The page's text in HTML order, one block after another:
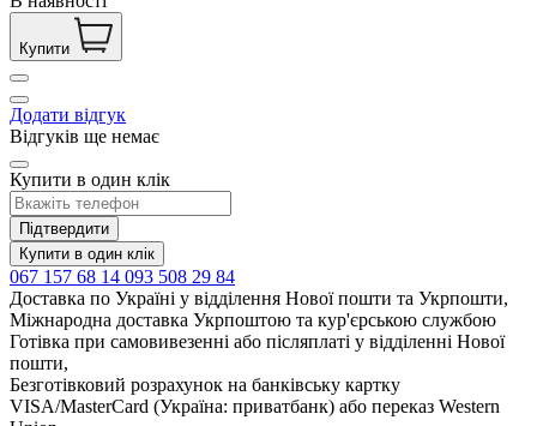
Купити
Додати відгук
Відгуків ще немає
Купити в один клік
Підтвердити
Купити в один клік
067 157 68 14 093 508 29 84
Доставка по Україні у відділення Нової пошти та Укрпошти,
Міжнародна доставка Укрпоштою та кур'єрською службою
Готівка при самовивезенні або післяплаті у відділенні Нової
пошти,
Безготівковий розрахунок на банківську картку
VISA/MasterCard (Україна: приватбанк) або переказ Western